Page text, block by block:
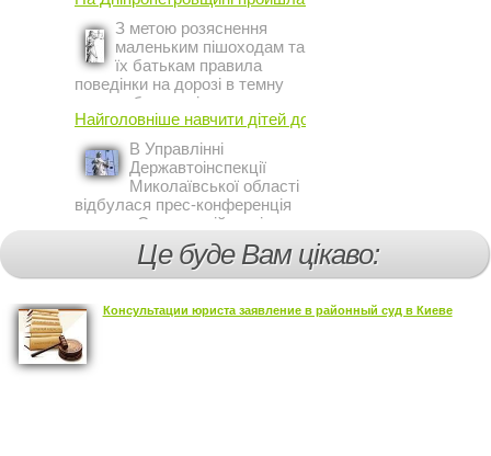
представитель МВФ на
Украине Жером Ваше.
З метою розяснення
маленьким пішоходам та
їх батькам правила
поведінки на дорозі в темну
пору доби, працівники сектору
профілактичної роботи відділу
ДАІ з обслуговування міста
Кривий Ріг провели ...
Найголовніше навчити дітей дотримуватися ...
В Управлінні
Державтоінспекції
Миколаївської області
відбулася прес-конференція
на тему Стан аварійності за
участю, з вини дітей і
пішоходів.Це буде Вам цікаво:
Консультации юриста заявление в районный суд в Киеве